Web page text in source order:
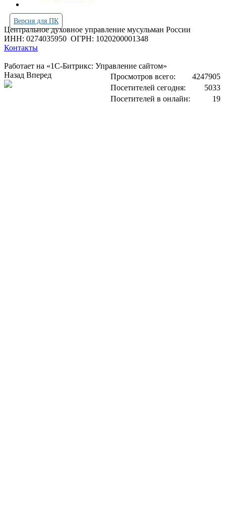
Версия для ПК
Центральное духовное управление мусульман России
ИНН: 0274035950 ОГРН: 1020200001348
Контакты
Работает на «1С-Битрикс: Управление сайтом»
Просмотров всего:
4247905
Посетителей сегодня:
5033
Посетителей в онлайн:
19
Назад Вперед